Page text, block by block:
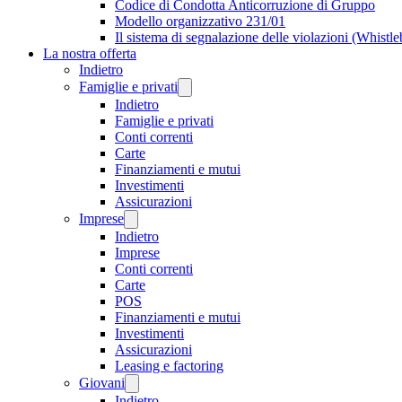
Codice di Condotta Anticorruzione di Gruppo
Modello organizzativo 231/01
Il sistema di segnalazione delle violazioni
La nostra offerta
Indietro
Famiglie e privati
Indietro
Famiglie e privati
Conti correnti
Carte
Finanziamenti e mutui
Investimenti
Assicurazioni
Imprese
Indietro
Imprese
Conti correnti
Carte
POS
Finanziamenti e mutui
Investimenti
Assicurazioni
Leasing e factoring
Giovani